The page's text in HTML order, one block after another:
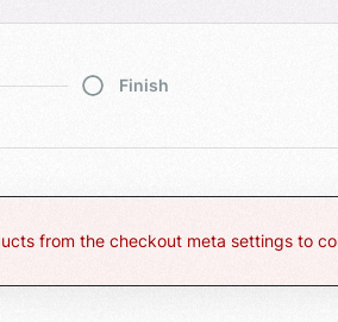
Finish
from the checkout meta settings to